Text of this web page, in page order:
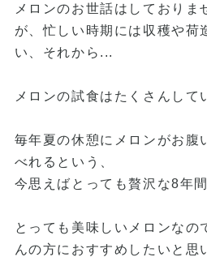
メロンのお世話はしておりま
が、忙しい時期には収穫や荷
い、それから...
メロンの試食はたくさんして
毎年夏の休憩にメロンがお腹
べれるという、
今思えばとっても贅沢な8年
とっても美味しいメロンなの
んの方におすすめしたいと思